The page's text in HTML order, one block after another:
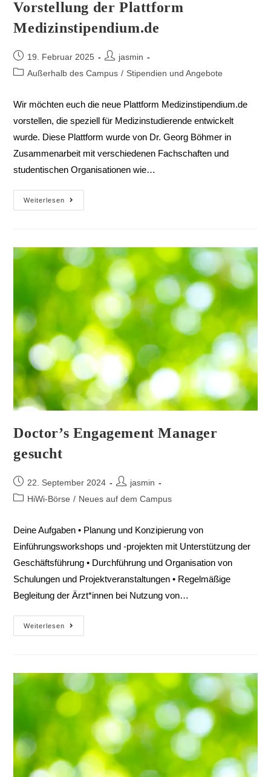
Vorstellung der Plattform
Medizinstipendium.de
19. Februar 2025
jasmin
Außerhalb des Campus / Stipendien und Angebote
Wir möchten euch die neue Plattform Medizinstipendium.de
vorstellen, die speziell für Medizinstudierende entwickelt
wurde. Diese Plattform wurde von Dr. Georg Böhmer in
Zusammenarbeit mit verschiedenen Fachschaften und
studentischen Organisationen wie…
Weiterlesen
Doctor’s Engagement Manager
gesucht
22. September 2024
jasmin
HiWi-Börse / Neues auf dem Campus
Deine Aufgaben • Planung und Konzipierung von
Einführungsworkshops und -projekten mit Unterstützung der
Geschäftsführung • Durchführung und Organisation von
Schulungen und Projektveranstaltungen • Regelmäßige
Begleitung der Ärzt*innen bei Nutzung von…
Weiterlesen